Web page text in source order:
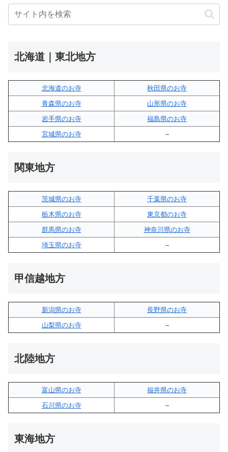
北海道｜東北地方
北海道のお寺
秋田県のお寺
青森県のお寺
山形県のお寺
岩手県のお寺
福島県のお寺
宮城県のお寺
–
関東地方
茨城県のお寺
千葉県のお寺
栃木県のお寺
東京都のお寺
群馬県のお寺
神奈川県のお寺
埼玉県のお寺
–
甲信越地方
新潟県のお寺
長野県のお寺
山梨県のお寺
–
北陸地方
富山県のお寺
福井県のお寺
石川県のお寺
–
東海地方